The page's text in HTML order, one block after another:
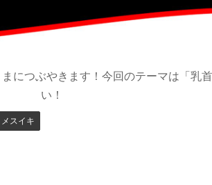
につぶやきます！今回のテーマは「乳
い！
メスイキ